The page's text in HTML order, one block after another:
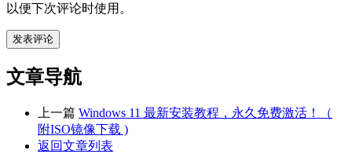
以便下次评论时使用。
文章导航
上一篇 Windows 11 最新安装教程，永久免费激活！（
附ISO镜像下载 )
返回文章列表